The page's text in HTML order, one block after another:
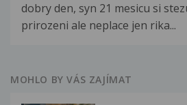
dobry den, syn 21 mesicu si
prirozeni ale neplace jen rika...
MOHLO BY VÁS ZAJÍMAT